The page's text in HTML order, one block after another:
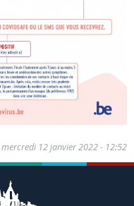
mercredi 12 janvier 2022 - 12:52